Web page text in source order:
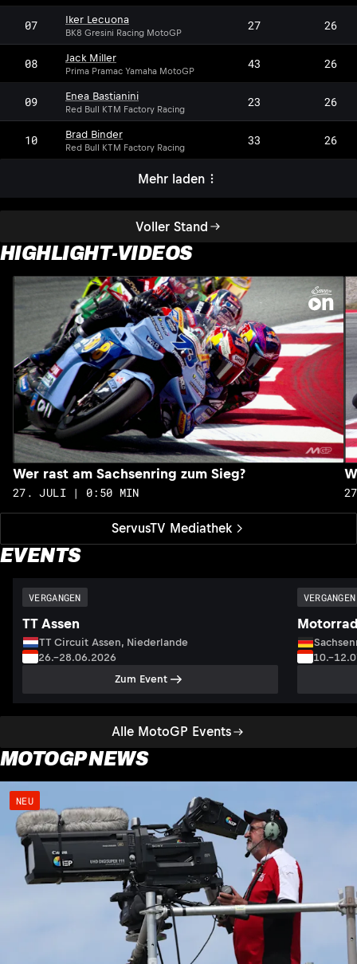
Voller Stand
07 Iker Lecuona
BK8 Gresini Racing MotoGP 27 26
08 Jack Miller
Prima Pramac Yamaha MotoGP 43 26
09 Enea Bastianini
Red Bull KTM Factory Racing 23 26
10 Brad Binder
Red Bull KTM Factory Racing 33 26
Mehr laden
HIGHLIGHT-VIDEOS
ServusTV Mediathek
Wer rast am Sachsenring zum Sieg?
27. JULI | 0:50 MIN
EVENTS
Alle MotoGP Events
VERGANGEN
TT Assen
TT Circuit Assen, Niederlande
26.–28.06.2026
Zum Event
VERGANGEN
MOTOGP NEWS
NEU